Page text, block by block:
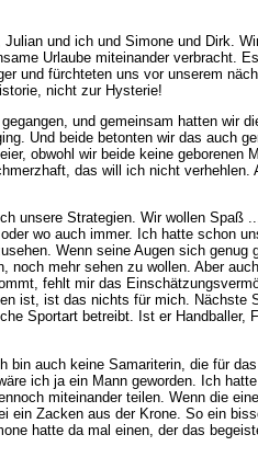
und ich und Simone und Dirk.
Urlaube miteinander verbracht.
und fürchteten uns vor unserem
nicht zur Hysterie!
und gemeinsam hatten wir
Und beide betonten wir das auch
obwohl wir beide keine geborenen
das will ich nicht
unsere Strategien. Wir wollen
wo auch immer. Ich hatte schon
Wenn seine Augen sich
noch mehr sehen zu wollen. Aber
fehlt mir das
ist, ist das nichts für mich.
Sportart betreibt. Ist er
bin auch keine Samariterin, die für
ich ja ein Mann geworden. Ich
miteinander teilen. Wenn die
ein Zacken aus der Krone. So ein
hatte da mal einen, der das